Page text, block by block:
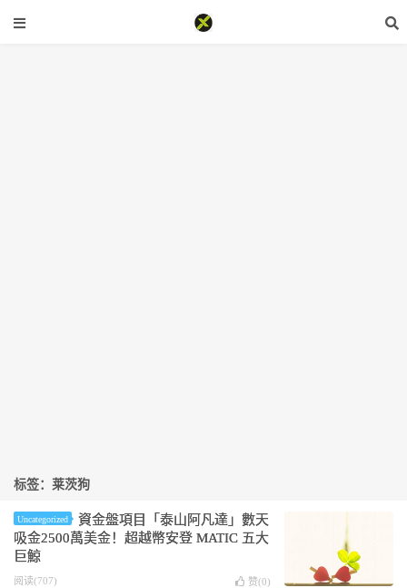
标签：莱茨狗
Uncategorized
資金盤項目「泰山阿凡達」數天
吸金2500萬美金！超越幣安登 MATIC 五大
巨鯨
阅读(707) 赞(0)